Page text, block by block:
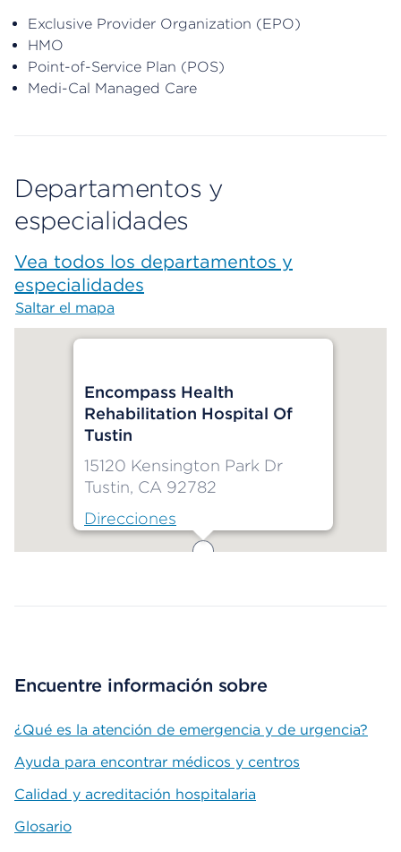
Exclusive Provider Organization (EPO)
HMO
Point-of-Service Plan (POS)
Medi-Cal Managed Care
Departamentos y
especialidades
Vea todos los departamentos y
especialidades
Saltar el mapa
Encompass Health
Rehabilitation Hospital Of
Tustin
15120 Kensington Park Dr
Tustin, CA 92782
Direcciones
Encuentre información sobre
¿Qué es la atención de emergencia y de urgencia?
Ayuda para encontrar médicos y centros
Calidad y acreditación hospitalaria
Glosario